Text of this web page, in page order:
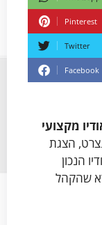
Pinterest
Twitter
Facebook
מקצועי
הצגת
הנכון
שהקהל